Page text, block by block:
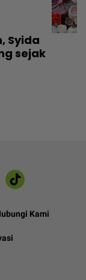
Syida
sejak
Kami